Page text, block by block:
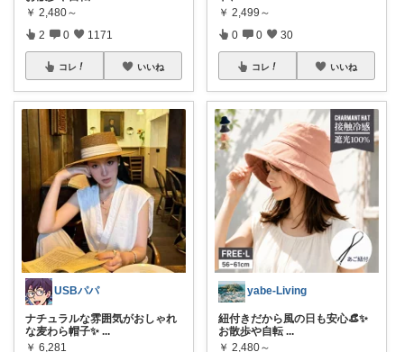
￥ 2,480～
2 0 1171
コレ いいね
USBパパ
ナチュラルな雰囲気がおしゃれ
な麦わら帽子✨ ...
￥ 6,281
￥ 2,499～
0 0 30
コレ いいね
yabe-Living
紐付きだから風の日も安心👒✨
お散歩や自転 ...
￥ 2,480～